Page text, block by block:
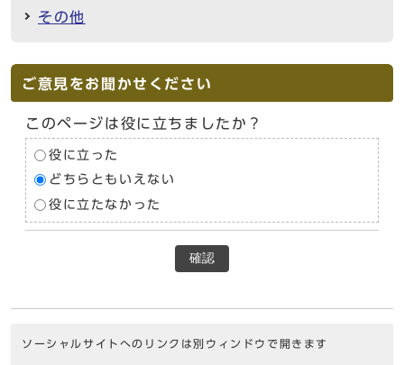
その他
ご意見をお聞かせください
このページは役に立ちましたか？
役に立った
どちらともいえない
役に立たなかった
確認
ソーシャルサイトへのリンクは別ウィンドウで開きます